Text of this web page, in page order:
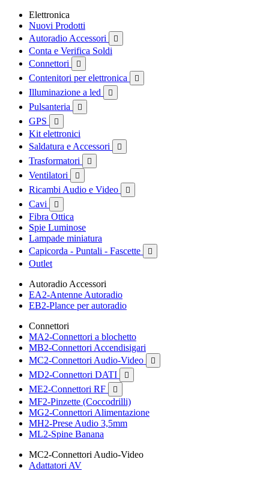
Elettronica
Nuovi Prodotti
Autoradio Accessori

Conta e Verifica Soldi
Connettori

Contenitori per elettronica 
Illuminazione a led 
Pulsanteria 
GPS 
Kit elettronici
Saldatura e Accessori

Trasformatori 
Ventilatori 
Ricambi Audio e Video 
Cavi 
Fibra Ottica
Spie Luminose
Lampade miniatura
Capicorda - Puntali - Fascette

Outlet
Autoradio Accessori
EA2-Antenne Autoradio
EB2-Plance per autoradio
Connettori
MA2-Connettori a blochetto
MB2-Connettori Accendisigari
MC2-Connettori Audio-Video

MD2-Connettori DATI 
ME2-Connettori RF 
MF2-Pinzette (Coccodrilli)
MG2-Connettori Alimentazione
MH2-Prese Audio 3,5mm
ML2-Spine Banana
MC2-Connettori Audio-Video
Adattatori AV